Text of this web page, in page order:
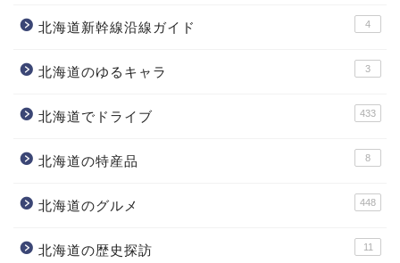
北海道新幹線沿線ガイド 4
北海道のゆるキャラ 3
北海道でドライブ 433
北海道の特産品 8
北海道のグルメ 448
北海道の歴史探訪 11